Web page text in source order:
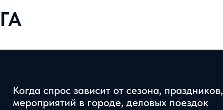
Когда спрос зависит от сезона, праздников,
мероприятий в городе, деловых поездок